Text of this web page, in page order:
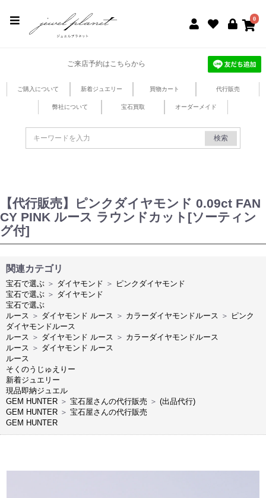
0
ご来店予約はこちらから
ご購入について 新着ジュエリー 買物カート 代行販売
弊社について 宝石買取 オーダーメイド
検索
【代行販売】ピンクダイヤモンド 0.09ct FAN
CY PINK ルース ラウンドカット[ソーティン
グ付]
関連カテゴリ
宝石で選ぶ ＞ ダイヤモンド ＞ ピンクダイヤモンド
宝石で選ぶ ＞ ダイヤモンド
宝石で選ぶ
ルース ＞ ダイヤモンド ルース ＞ カラーダイヤモンドルース ＞ ピンク
ダイヤモンドルース
ルース ＞ ダイヤモンド ルース ＞ カラーダイヤモンドルース
ルース ＞ ダイヤモンド ルース
ルース
そくのうじゅえりー
新着ジュエリー
現品即納ジュエル
GEM HUNTER ＞ 宝石屋さんの代行販売 ＞ (出品代行)
GEM HUNTER ＞ 宝石屋さんの代行販売
GEM HUNTER